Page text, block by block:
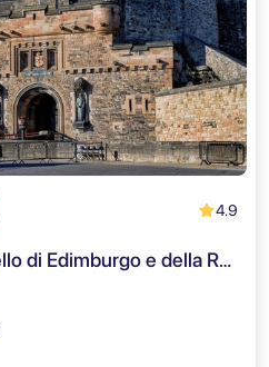
4.9
Tour Guidato del Castello di Edimburgo e della Royal Mile + Biglietto d'Ingresso